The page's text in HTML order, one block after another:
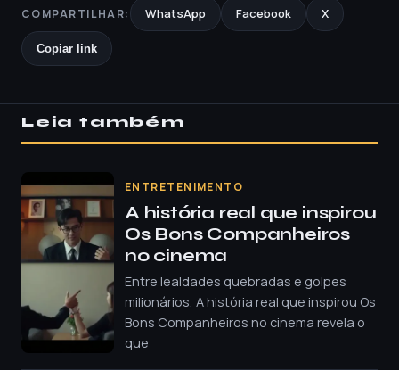
COMPARTILHAR: WhatsApp Facebook X
Copiar link
Leia também
ENTRETENIMENTO
A história real que inspirou
Os Bons Companheiros
no cinema
Entre lealdades quebradas e golpes
milionários, A história real que inspirou Os
Bons Companheiros no cinema revela o
que